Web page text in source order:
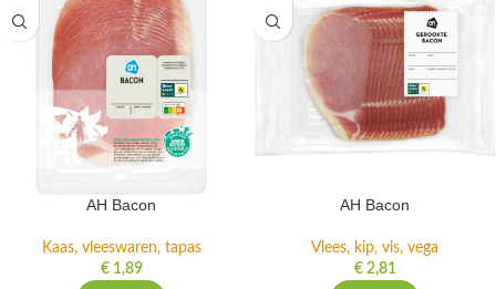
AH Bacon
Kaas, vleeswaren, tapas
€1,89
AH Bacon
Vlees, kip, vis, vega
€2,81